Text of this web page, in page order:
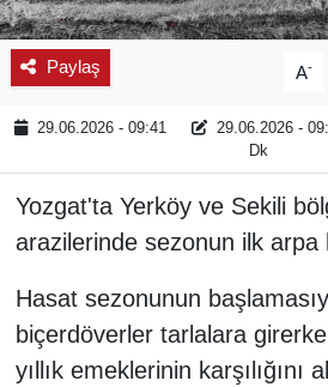
Paylaş A-
29.06.2026 - 09:41 29.06.2026 -
Dk
Yozgat'ta Yerköy ve Sekili
arazilerinde sezonun ilk arpa
Hasat sezonunun
biçerdöverler tarlalara
yıllık emeklerinin karşılığını